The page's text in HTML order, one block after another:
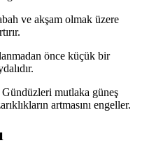
ve akşam olmak üzere
önce küçük bir
Gündüzleri mutlaka güneş
artmasını engeller.